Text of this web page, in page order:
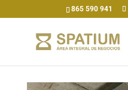
865 590 941